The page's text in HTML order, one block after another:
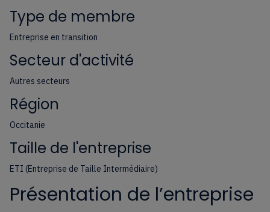
Type de membre
Entreprise en transition
Secteur d'activité
Autres secteurs
Région
Occitanie
Taille de l'entreprise
ETI (Entreprise de Taille Intermédiaire)
Présentation de l’entreprise